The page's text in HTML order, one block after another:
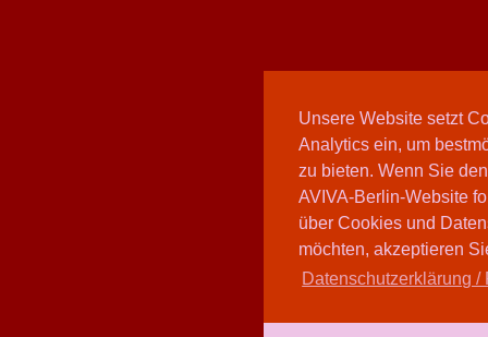
Unsere Website setzt
Analytics ein, um
zu bieten. Wenn Sie
AVIVA-Berlin-Website
über Cookies und
möchten, akzeptieren
Datenschutzerklärung /